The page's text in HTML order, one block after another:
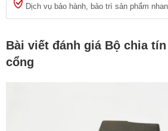
Dịch vụ bảo hành, bảo trì sản phẩm
Bài viết đánh giá Bộ chia tín
cổng